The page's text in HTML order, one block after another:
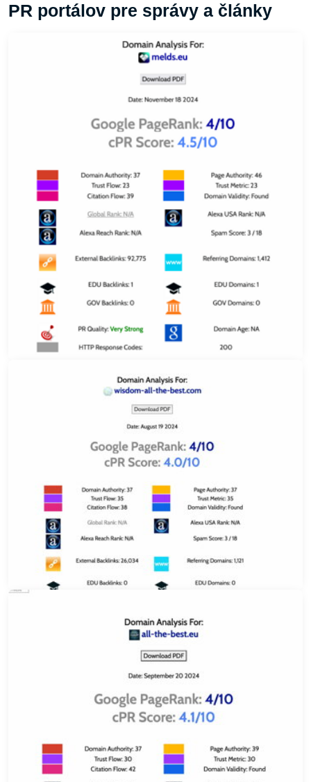
PR portálov pre správy a články